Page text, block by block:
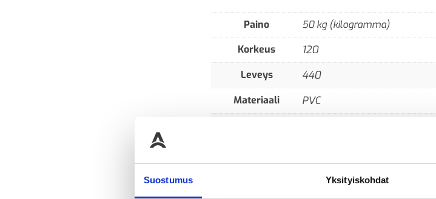
Suostumus Yksityiskohdat
Paino
50 kg (kilogramma)
Korkeus
120
Leveys 440
Materiaali PVC